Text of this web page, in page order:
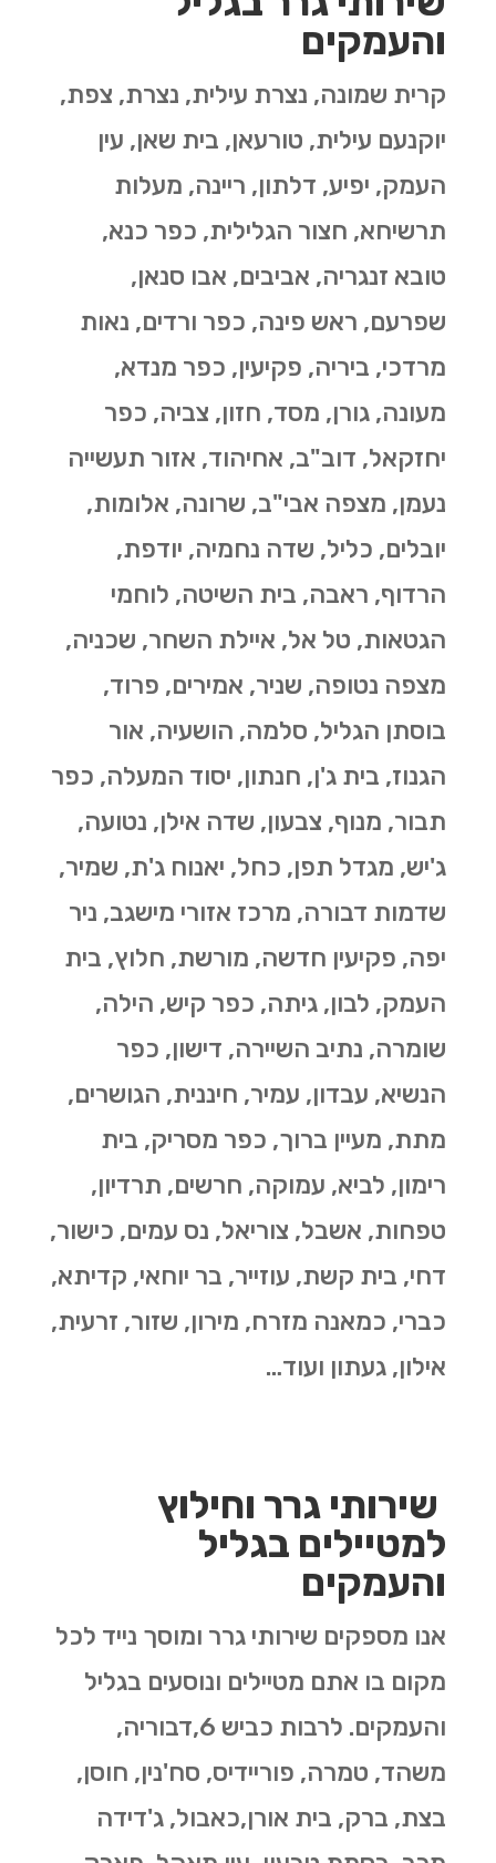
והעמקים
קרית שמונה, נצרת עילית, נצרת, צפת,
יוקנעם עילית, טורעאן, בית שאן, עין
העמק, יפיע, דלתון, ריינה, מעלות
תרשיחא, חצור הגלילית, כפר כנא,
טובא זנגריה, אביבים, אבו סנאן,
שפרעם, ראש פינה, כפר ורדים, נאות
מרדכי, ביריה, פקיעין, כפר מנדא,
מעונה, גורן, מסד, חזון, צביה, כפר
יחזקאל, דוב"ב, אחיהוד, אזור תעשייה
נעמן, מצפה אבי"ב, שרונה, אלומות,
יובלים, כליל, שדה נחמיה, יודפת,
הרדוף, ראבה, בית השיטה, לוחמי
הגטאות, טל אל, איילת השחר, שכניה,
מצפה נטופה, שניר, אמירים, פרוד,
בוסתן הגליל, סלמה, הושעיה, אור
הגנוז, בית ג'ן, חנתון, יסוד המעלה, כפר
תבור, מנוף, צבעון, שדה אילן, נטועה,
ג'יש, מגדל תפן, כחל, יאנוח ג'ת, שמיר,
שדמות דבורה, מרכז אזורי מישגב, ניר
יפה, פקיעין חדשה, מורשת, חלוץ, בית
העמק, לבון, גיתה, כפר קיש, הילה,
שומרה, נתיב השיירה, דישון, כפר
הנשיא, עבדון, עמיר, חיננית, הגושרים,
מתת, מעיין ברוך, כפר מסריק, בית
רימון, לביא, עמוקה, חרשים, תרדיון,
טפחות, אשבל, צוריאל, נס עמים, כישור,
דחי, בית קשת, עוזייר, בר יוחאי, קדיתא,
כברי, כמאנה מזרח, מירון, שזור, זרעית,
אילון, געתון ועוד…
שירותי גרר וחילוץ
למטיילים בגליל
והעמקים
אנו מספקים שירותי גרר ומוסך נייד לכל
מקום בו אתם מטיילים ונוסעים בגליל
והעמקים. לרבות כביש 6,דבוריה,
משהד, טמרה, פוריידיס, סח'נין, חוסן,
בצת, ברק, בית אורן,כאבול, ג'דידה